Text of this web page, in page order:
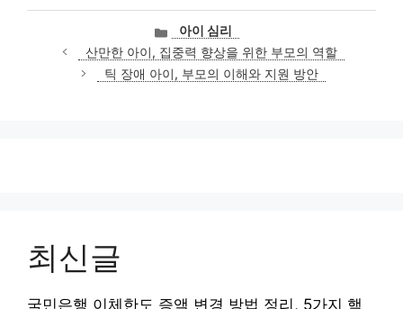
카
테
고
리
아이 심리
산만한 아이, 집중력 향상을 위한 부모의 역할
틱 장애 아이, 부모의 이해와 지원 방안
최신글
국민은행 이체한도 증액 변경 방법 정리, 5가지 핵